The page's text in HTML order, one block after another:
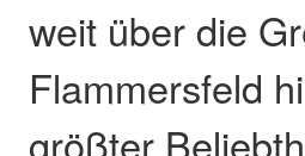
weit über die
Flammersfeld
größter